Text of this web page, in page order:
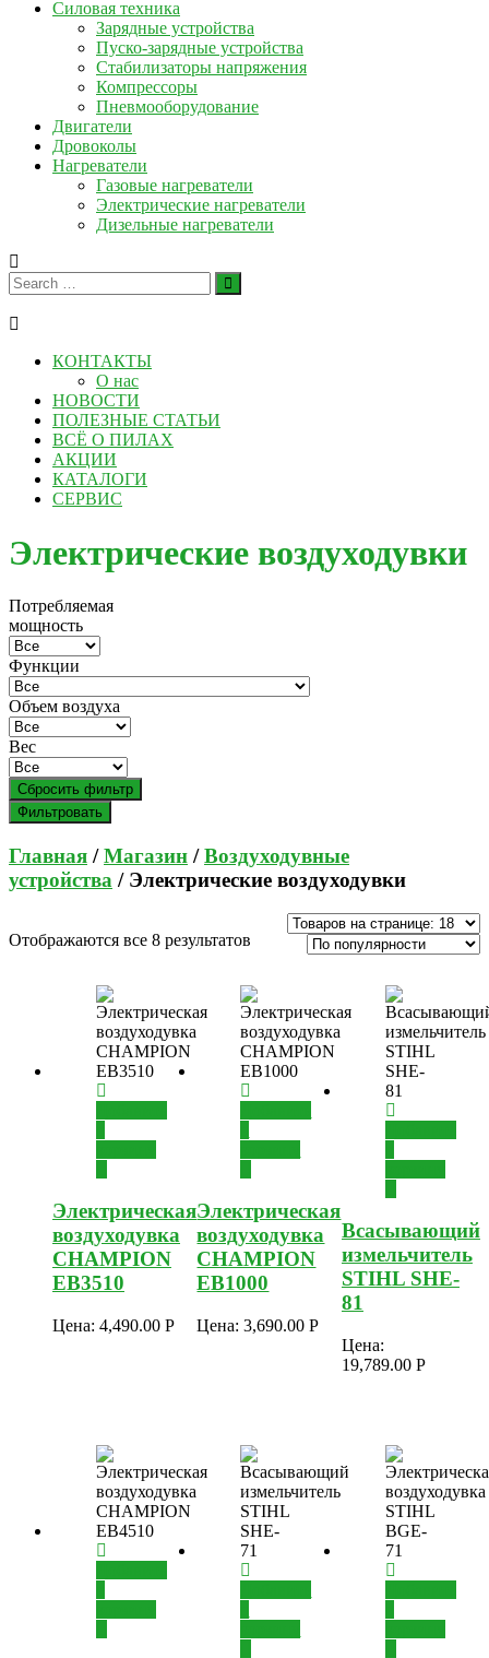
Силовая техника
Зарядные устройства
Пуско-зарядные устройства
Стабилизаторы напряжения
Компрессоры
Пневмооборудование
Двигатели
Дровоколы
Нагреватели
Газовые нагреватели
Электрические нагреватели
Дизельные нагреватели
КОНТАКТЫ
О нас
НОВОСТИ
ПОЛЕЗНЫЕ СТАТЬИ
ВСЁ О ПИЛАХ
АКЦИИ
КАТАЛОГИ
СЕРВИС
Электрические воздуходувки
Потребляемая
мощность
Функции
Объем воздуха
Вес
Сбросить фильтр
Фильтровать
Главная /Магазин /Воздуходувные
устройства / Электрические воздуходувки
Отображаются все 8 результатов
Электрическая
воздуходувка
CHAMPION
EB3510
Цена: 4,490.00 Р
Электрическая
воздуходувка
CHAMPION
EB1000
Цена:3,690.00Р
Всасывающий
измельчитель
STIHL SHE-
81
Цена:
19,789.00 Р